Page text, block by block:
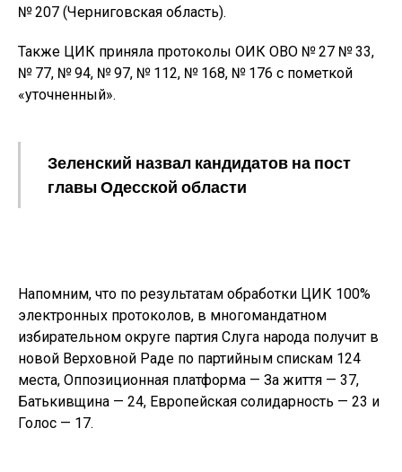
№ 207 (Черниговская область).
Также ЦИК приняла протоколы ОИК ОВО № 27 № 33,
№ 77, № 94, № 97, № 112, № 168, № 176 с пометкой
«уточненный».
Зеленский назвал кандидатов на пост
главы Одесской области
Напомним, что по результатам обработки ЦИК 100%
электронных протоколов, в многомандатном
избирательном округе партия Слуга народа получит в
новой Верховной Раде по партийным спискам 124
места, Оппозиционная платформа — За життя — 37,
Батькивщина — 24, Европейская солидарность — 23 и
Голос — 17.